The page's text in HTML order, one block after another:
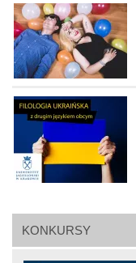
KONKURSY